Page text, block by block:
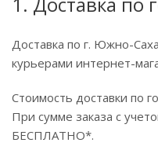
Доставка по г. Южно-
курьерами интернет-
Стоимость доставки по
При сумме заказа с
БЕСПЛАТНО*.